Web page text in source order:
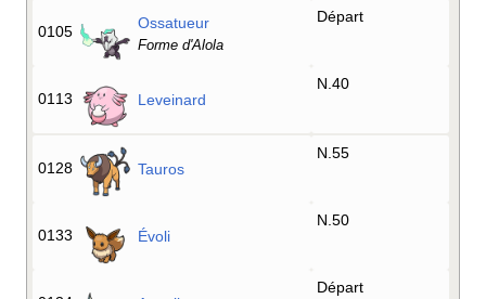
0105 Ossatueur
Forme d'Alola
Départ
0113 Leveinard
N.40
0128 Tauros
N.55
0133 Évoli
N.50
Départ